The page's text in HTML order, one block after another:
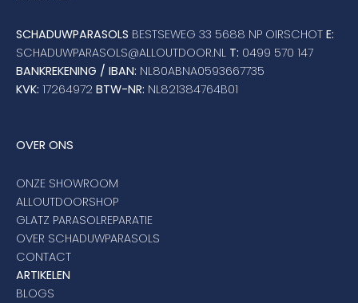
SCHADUWPARASOLS BESTSEWEG 33 5688 NP OIRSCHOT E:
SCHADUWPARASOLS@ALLOUTDOOR.NL T: 0499 570 147
BANKREKENING / IBAN: NL80ABNA0593667735
KVK: 17264972 BTW-NR: NL821384764B01
OVER ONS
ONZE SHOWROOM
ALLOUTDOORSHOP
GLATZ PARASOLREPARATIE
OVER SCHADUWPARASOLS
CONTACT
ARTIKELEN
BLOGS